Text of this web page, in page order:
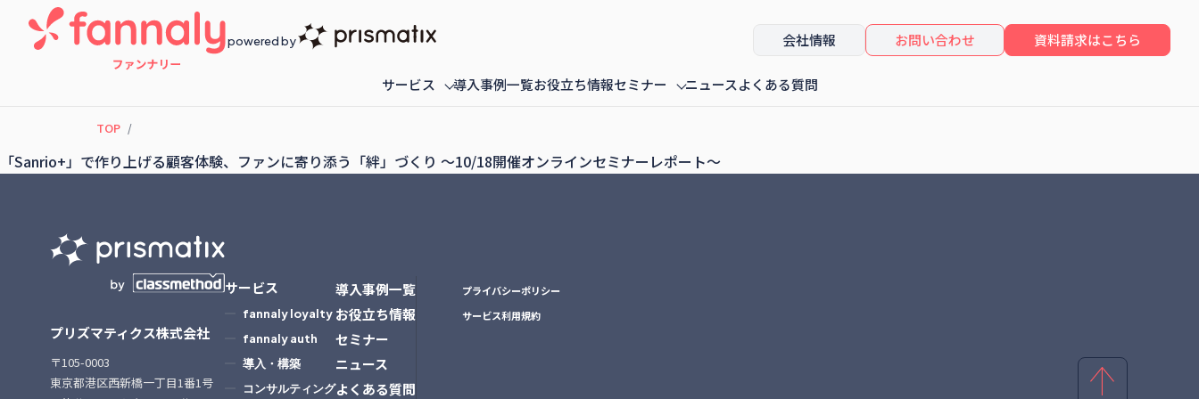
powered by 会社情報 お問い合わせ 資料請求はこちら
サービス 導入事例一覧お役立ち情報セミナー ニュースよくある質問
TOP
「Sanrio+」で作り上げる顧客体験、ファンに寄り添う「絆」づくり ～10/18開催オンラインセミナーレポート～
プリズマティクス株式会社
〒105-0003
東京都港区西新橋一丁目1番1号
サービス
fannaly loyalty
fannaly auth
導入・構築
コンサルティング
導入事例一覧
お役立ち情報
セミナー
ニュース
よくある質問
プライバシーポリシー
サービス利用規約